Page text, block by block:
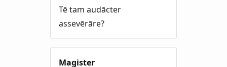
Tē tam audācter
assevērāre?
Magister